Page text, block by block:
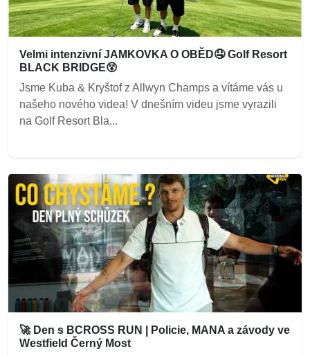
Velmi intenzivní JAMKOVKA O OBĚD🤤 Golf Resort
BLACK BRIDGE😵
Jsme Kuba & Kryštof z Allwyn Champs a vítáme vás u
našeho nového videa! V dnešním videu jsme vyrazili
na Golf Resort Bla...
🚀 Den s BCROSS RUN | Policie, MANA a závody ve
Westfield Černý Most